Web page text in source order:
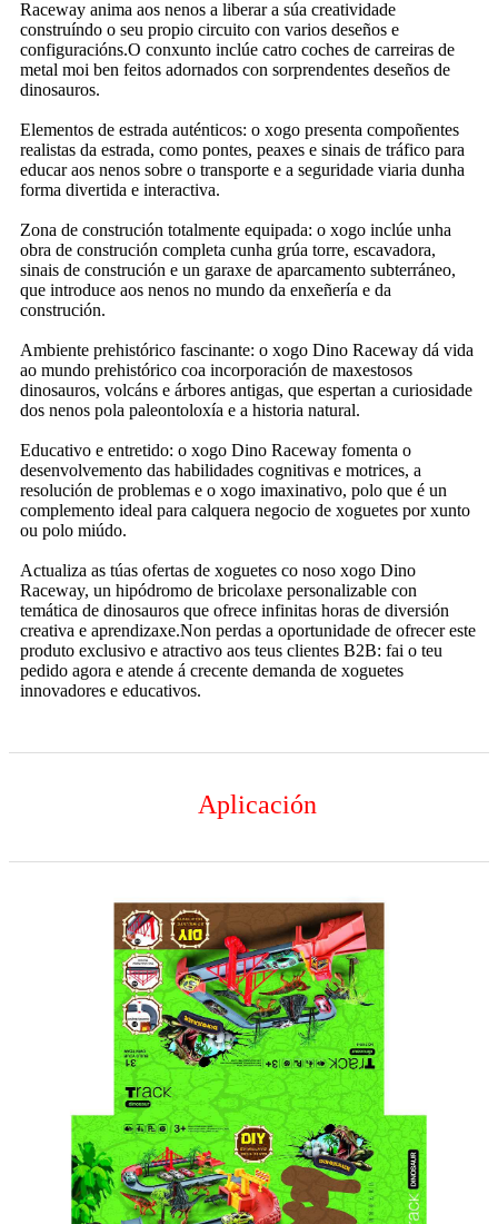
Raceway anima aos nenos a liberar a súa creatividade
construíndo o seu propio circuito con varios deseños e
configuracións.O conxunto inclúe catro coches de carreiras de
metal moi ben feitos adornados con sorprendentes deseños de
dinosauros.
Elementos de estrada auténticos: o xogo presenta compoñentes
realistas da estrada, como pontes, peaxes e sinais de tráfico para
educar aos nenos sobre o transporte e a seguridade viaria dunha
forma divertida e interactiva.
Zona de construción totalmente equipada: o xogo inclúe unha
obra de construción completa cunha grúa torre, escavadora,
sinais de construción e un garaxe de aparcamento subterráneo,
que introduce aos nenos no mundo da enxeñería e da
construción.
Ambiente prehistórico fascinante: o xogo Dino Raceway dá vida
ao mundo prehistórico coa incorporación de maxestosos
dinosauros, volcáns e árbores antigas, que espertan a curiosidade
dos nenos pola paleontoloxía e a historia natural.
Educativo e entretido: o xogo Dino Raceway fomenta o
desenvolvemento das habilidades cognitivas e motrices, a
resolución de problemas e o xogo imaxinativo, polo que é un
complemento ideal para calquera negocio de xoguetes por xunto
ou polo miúdo.
Actualiza as túas ofertas de xoguetes co noso xogo Dino
Raceway, un hipódromo de bricolaxe personalizable con
temática de dinosauros que ofrece infinitas horas de diversión
creativa e aprendizaxe.Non perdas a oportunidade de ofrecer este
produto exclusivo e atractivo aos teus clientes B2B: fai o teu
pedido agora e atende á crecente demanda de xoguetes
innovadores e educativos.
Aplicación